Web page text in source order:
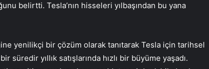
belirtti. Tesla’nın hisseleri yılbaşından bu yana
yenilikçi bir çözüm olarak tanıtarak Tesla için tarihsel
süredir yıllık satışlarında hızlı bir büyüme yaşadı.